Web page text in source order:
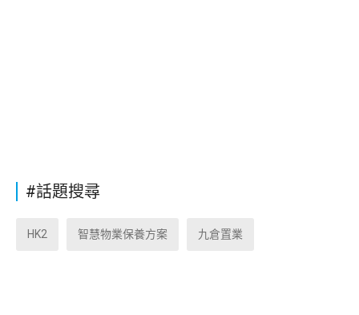
#話題搜尋
HK2 智慧物業保養方案 九倉置業